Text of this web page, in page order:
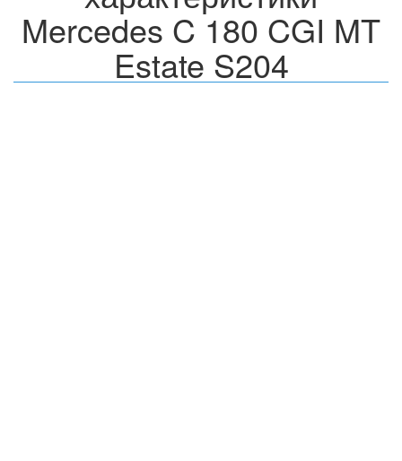
Mercedes C 180 CGI MT
Estate S204